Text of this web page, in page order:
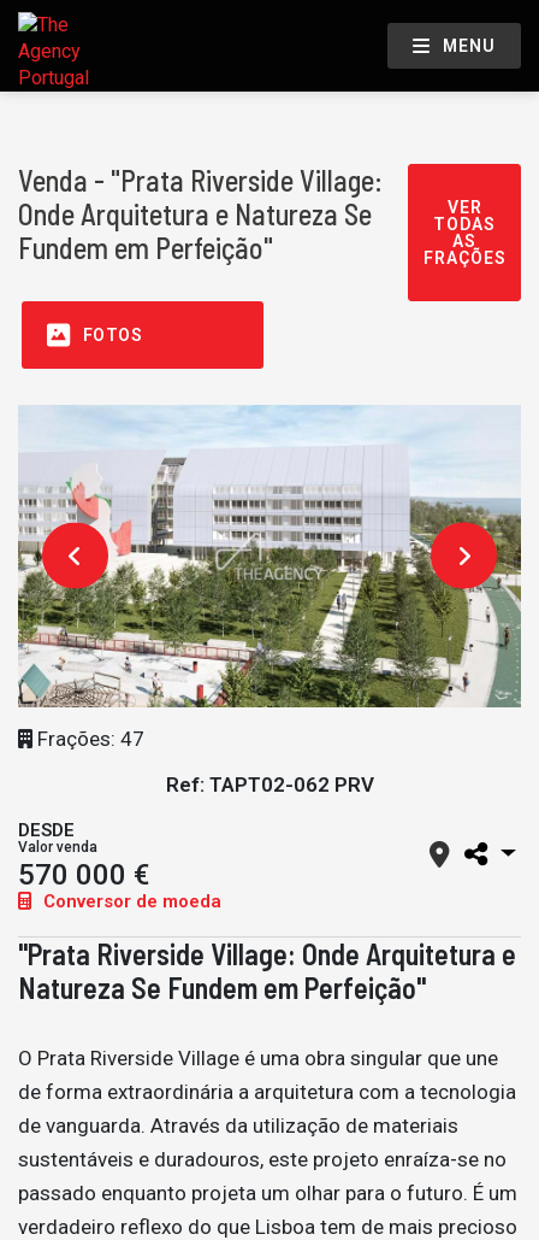
MENU
Venda - "Prata Riverside Village:
Onde Arquitetura e Natureza Se
Fundem em Perfeição"
VER
TODAS
AS
FRAÇÕES
FOTOS
Frações: 47
Ref: TAPT02-062 PRV
DESDE
Valor venda
570 000 €
Conversor de moeda
"Prata Riverside Village: Onde Arquitetura e
Natureza Se Fundem em Perfeição"
O Prata Riverside Village é uma obra singular que une
de forma extraordinária a arquitetura com a tecnologia
de vanguarda. Através da utilização de materiais
sustentáveis e duradouros, este projeto enraíza-se no
passado enquanto projeta um olhar para o futuro. É um
verdadeiro reflexo do que Lisboa tem de mais precioso